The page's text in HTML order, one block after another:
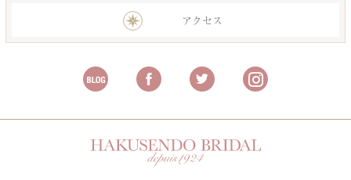
アクセス